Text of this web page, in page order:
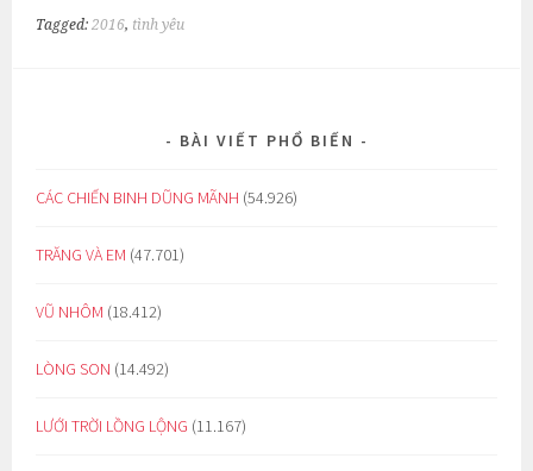
Tagged:2016, tình yêu
BÀI VIẾT PHỔ BIẾN
CÁC CHIẾN BINH DŨNG MÃNH (54.926)
TRĂNG VÀ EM (47.701)
VŨ NHÔM (18.412)
LÒNG SON (14.492)
LƯỚI TRỜI LỒNG LỘNG (11.167)